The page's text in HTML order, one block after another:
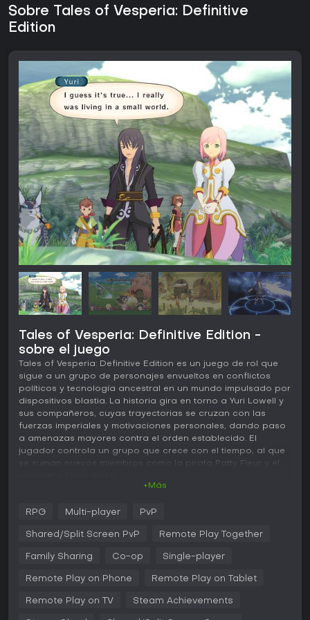
Sobre Tales of Vesperia: Definitive
Edition
Tales of Vesperia: Definitive Edition -
sobre el juego
Tales of Vesperia: Definitive Edition es un juego de rol que
sigue a un grupo de personajes envueltos en conflictos
políticos y tecnología ancestral en un mundo impulsado por
dispositivos blastia. La historia gira en torno a Yuri Lowell y
sus compañeros, cuyas trayectorias se cruzan con las
fuerzas imperiales y motivaciones personales, dando paso
a amenazas mayores contra el orden establecido. El
jugador controla un grupo que crece con el tiempo, al que
se suman nuevos miembros como la pirata Patty Fleur y el
El sistema de combate se desarrolla en tiempo real, donde
se combinan ataques básicos con artes, los movimientos
el tiempo de ejecución y la gestión de los puntos TP, que
avanzadas destacan los estados Over Limit, que permiten
más poderosos. Los Fatal Strikes ofrecen la posibilidad de
eliminar enemigos débiles con rapidez o infligir un daño
+Más
RPG Multi-player PvP
Shared/Split Screen PvP Remote Play Together
Family Sharing Co-op Single-player
Remote Play on Phone Remote Play on Tablet
Remote Play on TV Steam Achievements